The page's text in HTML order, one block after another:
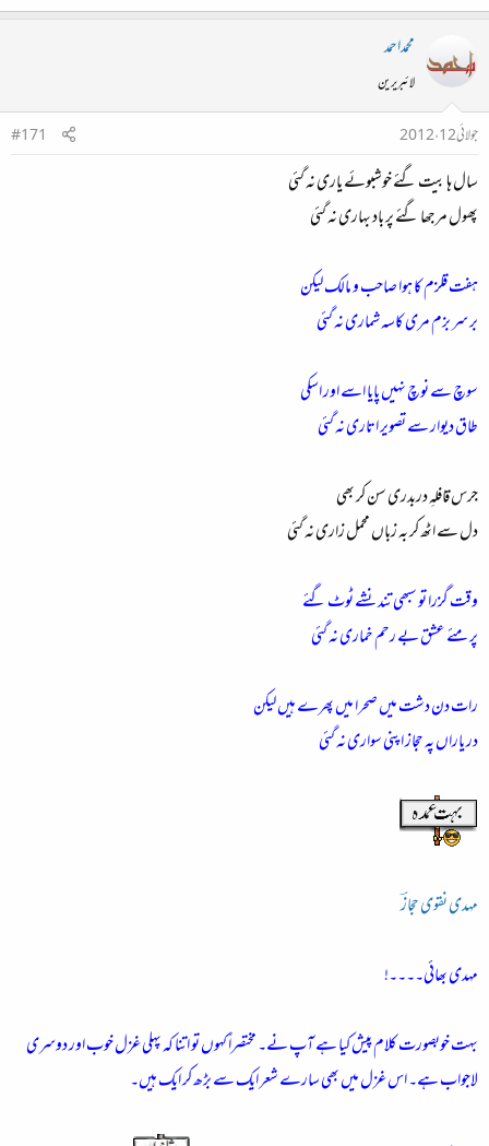
محمداحمد
لائبریرین
جولائی 12، 2012
#171
سال ہا بیت گئے خوشبوئے یاری نہ گئی
پھول مرجھا گئے پر باد بہاری نہ گئی
ہفت قلزم کا ہوا صاحب و مالک لیکن
بر سر بزم مری کاسہ شماری نہ گئی
سوچ سے نوچ نہیں پایا اسے اور اسکی
طاق دیوار سے تصویر اتاری نہ گئی
جرس قافلہِ دربدری سن کر بھی
دل سے اٹھ کر بہ زباں محمل زاری نہ گئی
وقت گزرا تو سبھی تند نشے ٹوٹ گئے
پر مئے عشق بے رحم خماری نہ گئی
رات دن دشت میں صحرا میں پھرے ہیں لیکن
در یاراں پہ حجاز اپنی سواری نہ گئی
مہدی نقوی حجازؔ
مہدی بھائی۔۔۔۔!
بہت خوبصورت کلام پیش کیا ہے آپ نے۔ مختصراً کہوں تو اتنا کہ پہلی غزل خوب اور دوسری
لاجواب ہے۔ اس غزل میں بھی سارے شعر ایک سے بڑھ کر ایک ہیں۔